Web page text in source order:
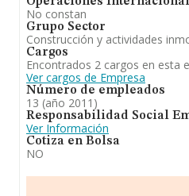
No constan
Grupo Sector
Construcción y actividades
Cargos
Encontrados 2 cargos en esta
Ver cargos de Empresa
Número de empleados
13 (año 2011)
Responsabilidad Social
Ver Información
Cotiza en Bolsa
NO